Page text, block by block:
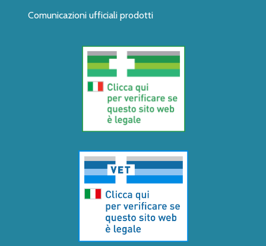
Comunicazioni ufficiali prodotti